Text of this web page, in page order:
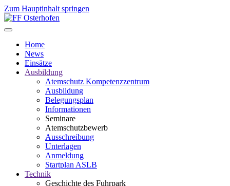
Zum Hauptinhalt springen
Home
News
Einsätze
Ausbildung
Atemschutz Kompetenzzentrum
Ausbildung
Belegungsplan
Informationen
Seminare
Atemschutzbewerb
Ausschreibung
Unterlagen
Anmeldung
Startplan ASLB
Technik
Geschichte des Fuhrpark